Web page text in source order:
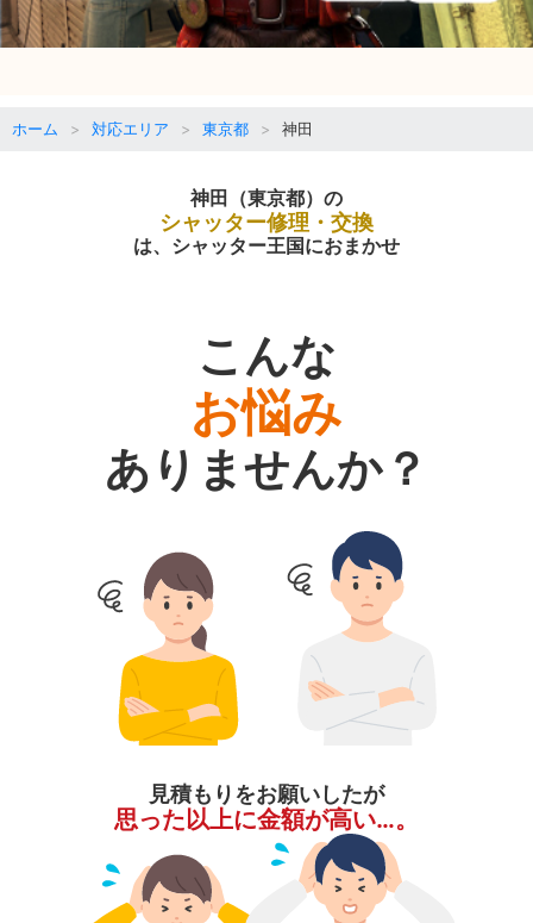
ホーム 対応エリア 東京都 神田
神田（東京都）の
シャッター修理・交換
は、シャッター王国におまかせ
こんな
お悩み
ありませんか？
見積もりをお願いしたが
思った以上に金額が高い…。